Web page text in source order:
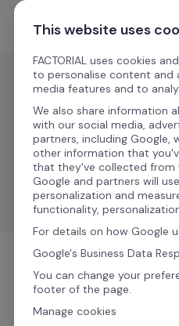
Saltar para o conteúdo
Novo
IT
Setyl
Centralize a gestão de
fluxos de onboarding e
IT
This website uses
FACTORIAL uses cookies
to personalise content and
media features and to
We also share information
with our social media,
partners, including Google,
other information that
that they've collected from
Google and partners will
personalization and
functionality,
For details on how Google
Google's Business Data
You can change your
footer of the page.
Manage cookies